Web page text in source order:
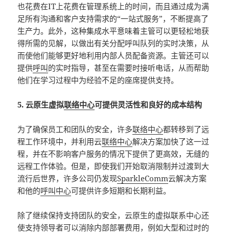
也花费在IT上花费在管理系统上的时间，而且通过成为满
足所有沟通和客户支持需求的“一站式服务”，不断提高了
生产力。此外，这种集成水平意味着主管可以更轻松地获
得所需的见解，以做出有关分配呼叫队列的实时决策，从
而使他们能够更好地利用内部人员配备资源。主管还可以
提供呼叫的实时指导，甚至在需要时接听电话，从而帮助
他们在学习过程中为经验不足的座席提供支持。
5. 云原生虚拟联络中心可提供灵活性和良好的成本结构
为了确保员工和团队的安全，许多联络中心都转移到了远
程工作环境中，并利用云联络中心解决方案加快了这一过
程，并在不影响客户服务的情况下提供了更高效，无缝的
远程工作体验。但是，即使我们开始取消限制并过渡到大
流行后世界，许多公司仍发现SparkleComm云解决方案
和他的呼叫中心可提供许多短期和长期利益。
除了继续保持支持团队的安全，云原生的虚拟联系中心还
使支持领导者可以消除内部部署费用，例如大型和过时的